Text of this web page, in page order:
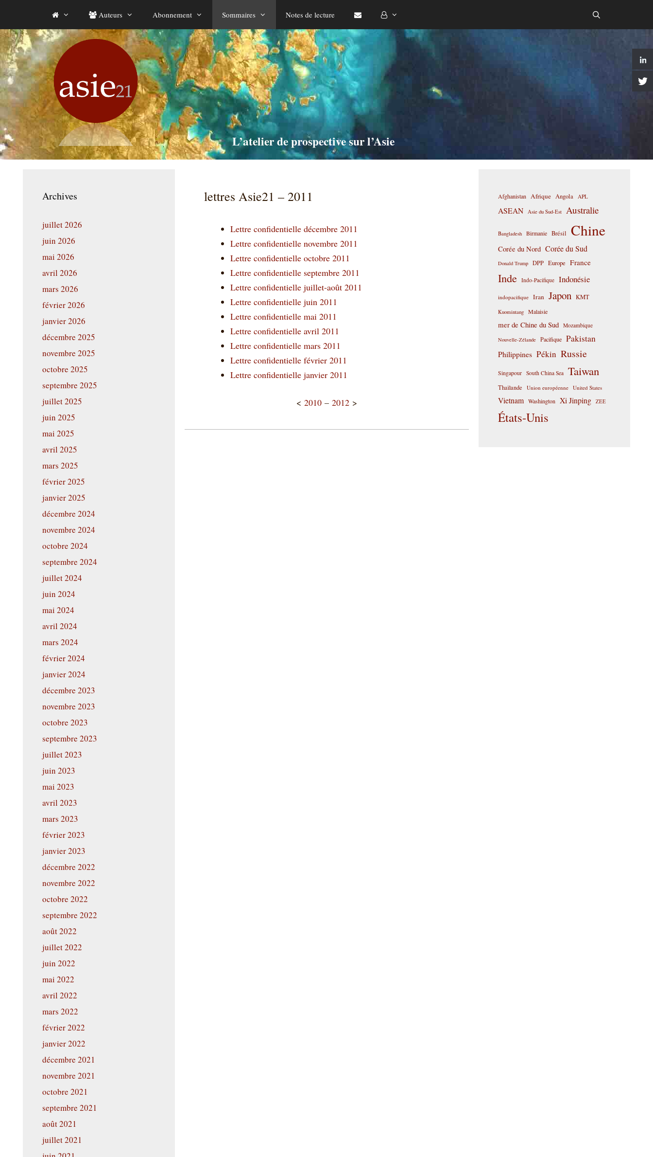
contenu
Auteurs Abonnement Sommaires Notes de lecture
L’atelier de prospective sur l’Asie
lettres Asie21 – 2011
Lettre confidentielle décembre 2011
Lettre confidentielle novembre 2011
Lettre confidentielle octobre 2011
Lettre confidentielle septembre 2011
Lettre confidentielle juillet-août 2011
Lettre confidentielle juin 2011
Lettre confidentielle mai 2011
Lettre confidentielle avril 2011
Lettre confidentielle mars 2011
Lettre confidentielle février 2011
Lettre confidentielle janvier 2011
< 2010– 2012>
Archives
juillet 2026
juin 2026
mai 2026
avril 2026
mars 2026
février 2026
janvier 2026
décembre 2025
novembre 2025
octobre 2025
septembre 2025
juillet 2025
juin 2025
mai 2025
avril 2025
mars 2025
février 2025
janvier 2025
décembre 2024
novembre 2024
octobre 2024
septembre 2024
juillet 2024
juin 2024
mai 2024
avril 2024
mars 2024
février 2024
janvier 2024
décembre 2023
novembre 2023
octobre 2023
septembre 2023
juillet 2023
juin 2023
mai 2023
avril 2023
mars 2023
février 2023
janvier 2023
décembre 2022
novembre 2022
octobre 2022
septembre 2022
août 2022
juillet 2022
juin 2022
mai 2022
avril 2022
mars 2022
février 2022
janvier 2022
décembre 2021
novembre 2021
octobre 2021
septembre 2021
août 2021
juillet 2021
Afghanistan Afrique Angola APL
ASEAN Asie du Sud-Est Australie
Bangladesh Birmanie Brésil Chine
Corée du Nord Corée du Sud
Donald Trump DPP Europe France
Inde Indo-Pacifique Indonésie
indopacifique Iran Japon KMT
Kuomintang Malaisie
mer de Chine du Sud Mozambique
Nouvelle-Zélande Pacifique Pakistan
Philippines Pékin Russie
Singapour South China Sea Taiwan
Thaïlande Union européenne United States
Vietnam Washington Xi Jinping ZEE
États-Unis